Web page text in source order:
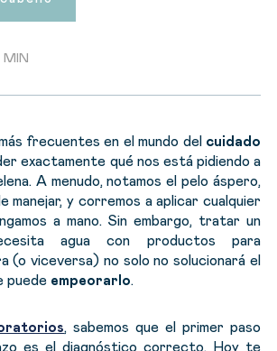
MIN
frecuentes en el mundo del cuidado
exactamente qué nos está pidiendo a
A menudo, notamos el pelo áspero,
manejar, y corremos a aplicar cualquier
a mano. Sin embargo, tratar un
agua con productos para
(o viceversa) no solo no solucionará el
puede empeorarlo.
, sabemos que el primer paso
es el diagnóstico correcto. Hoy te